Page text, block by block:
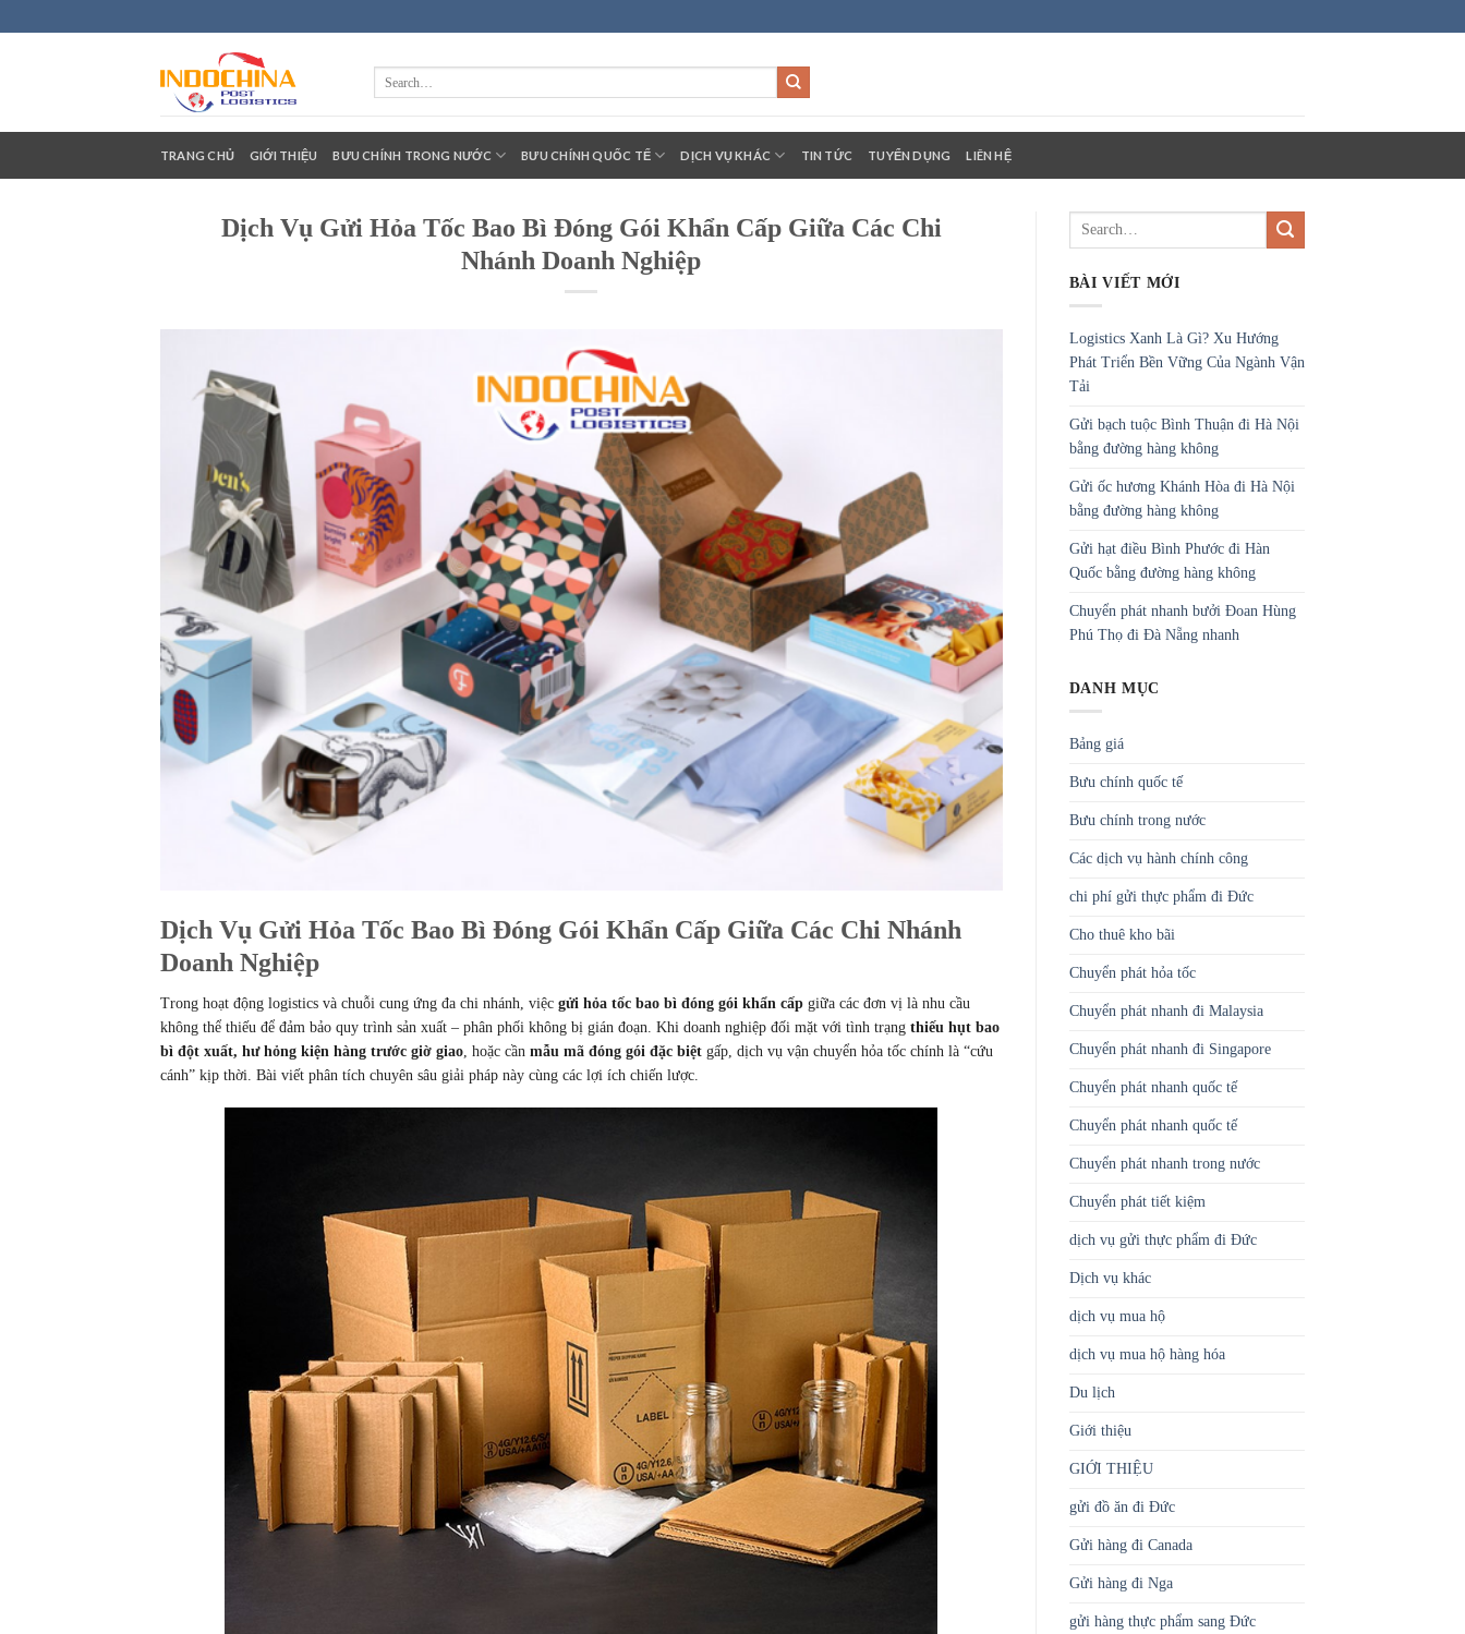
to
TRANG CHỦ GIỚI THIỆU BƯU CHÍNH TRONG NƯỚC BƯU CHÍNH QUỐC TẾ DỊCH VỤ KHÁC TIN TỨC TUYỂN DỤNG LIÊN HỆ
Dịch Vụ Gửi Hỏa Tốc Bao Bì Đóng Gói Khẩn Cấp Giữa Các Chi
Nhánh Doanh Nghiệp
Dịch Vụ Gửi Hỏa Tốc Bao Bì Đóng Gói Khẩn Cấp Giữa Các Chi Nhánh
Doanh Nghiệp
Trong hoạt động logistics và chuỗi cung ứng đa chi nhánh, việc gửi hỏa tốc bao bì đóng gói khẩn cấp giữa các đơn vị là nhu cầu
không thể thiếu để đảm bảo quy trình sản xuất – phân phối không bị gián đoạn. Khi doanh nghiệp đối mặt với tình trạng thiếu hụt bao
bì đột xuất, hư hỏng kiện hàng trước giờ giao , hoặc cần mẫu mã đóng gói đặc biệt gấp, dịch vụ vận chuyển hỏa tốc chính là “cứu
cánh” kịp thời. Bài viết phân tích chuyên sâu giải pháp này cùng các lợi ích chiến lược.
BÀI VIẾT MỚI
Logistics Xanh Là Gì? Xu Hướng
Phát Triển Bền Vững Của Ngành Vận
Tải
Gửi bạch tuộc Bình Thuận đi Hà Nội
bằng đường hàng không
Gửi ốc hương Khánh Hòa đi Hà Nội
bằng đường hàng không
Gửi hạt điều Bình Phước đi Hàn
Quốc bằng đường hàng không
Chuyển phát nhanh bưởi Đoan Hùng
Phú Thọ đi Đà Nẵng nhanh
DANH MỤC
Bảng giá
Bưu chính quốc tế
Bưu chính trong nước
Các dịch vụ hành chính công
chi phí gửi thực phẩm đi Đức
Cho thuê kho bãi
Chuyển phát hỏa tốc
Chuyển phát nhanh đi Malaysia
Chuyển phát nhanh đi Singapore
Chuyển phát nhanh quốc tế
Chuyển phát nhanh quốc tế
Chuyển phát nhanh trong nước
Chuyển phát tiết kiệm
dịch vụ gửi thực phẩm đi Đức
Dịch vụ khác
dịch vụ mua hộ
dịch vụ mua hộ hàng hóa
Du lịch
Giới thiệu
GIỚI THIỆU
gửi đồ ăn đi Đức
Gửi hàng đi Canada
Gửi hàng đi Nga
gửi hàng thực phẩm sang Đức